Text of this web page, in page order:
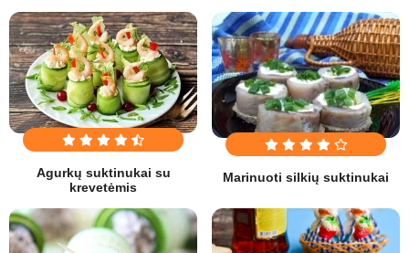
Agurkų suktinukai su
krevetėmis
Marinuoti silkių suktinukai